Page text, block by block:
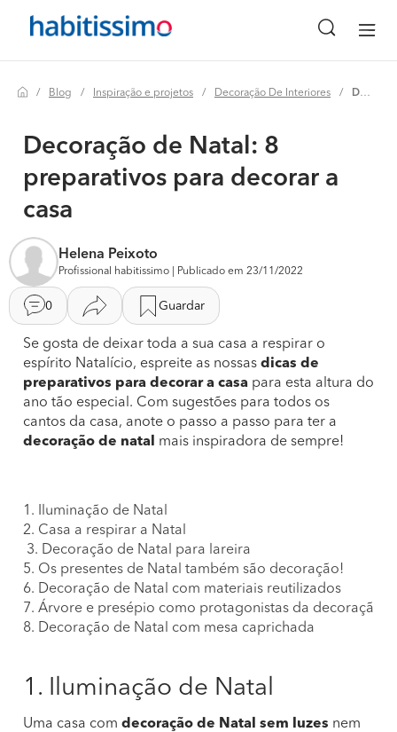
Blog Inspiração e projetos Decoração De Interiores Decoração de natal: 8 preparativos para decorar a casa
Decoração de Natal: 8
preparativos para decorar a
casa
Helena Peixoto
Profissional habitissimo | Publicado em 23/11/2022
0 Guardar
Se gosta de deixar toda a sua casa a respirar o
espírito Natalício, espreite as nossas dicas de
preparativos para decorar a casa para esta altura do
ano tão especial. Com sugestões para todos os
cantos da casa, anote o passo a passo para ter a
decoração de natal
mais inspiradora de sempre!
1. Iluminação de Natal
2. Casa a respirar a Natal
3. Decoração de Natal para lareira
5. Os presentes de Natal também são decoração!
6. Decoração de Natal com materiais reutilizados
7. Árvore e presépio como protagonistas da decoração
8. Decoração de Natal com mesa caprichada
1. Iluminação de Natal
Uma casa com decoração de Natal sem luzes nem